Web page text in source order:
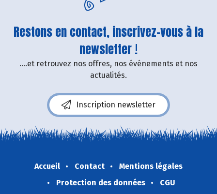
Restons en contact, inscrivez-vous à la
newsletter !
....et retrouvez nos offres, nos événements et nos
actualités.
Inscription newsletter
Accueil Contact
Mentions légales
Protection des données
CGU